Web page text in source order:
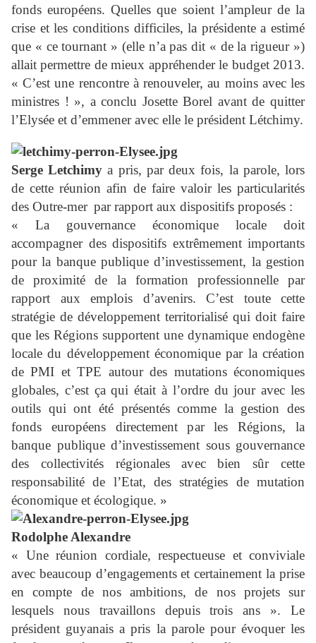
fonds européens. Quelles que soient l’ampleur de la
crise et les conditions difficiles, la présidente a estimé
que « ce tournant » (elle n’a pas dit « de la rigueur »)
allait permettre de mieux appréhender le budget 2013.
« C’est une rencontre à renouveler, au moins avec les
ministres ! », a conclu Josette Borel avant de quitter
l’Elysée et d’emmener avec elle le président Létchimy.
Serge Letchimy a pris, par deux fois, la parole, lors
de cette réunion afin de faire valoir les particularités
des Outre-mer par rapport aux dispositifs proposés :
« La gouvernance économique locale doit
accompagner des dispositifs extrêmement importants
pour la banque publique d’investissement, la gestion
de proximité de la formation professionnelle par
rapport aux emplois d’avenirs. C’est toute cette
stratégie de développement territorialisé qui doit faire
que les Régions supportent une dynamique endogène
locale du développement économique par la création
de PMI et TPE autour des mutations économiques
globales, c’est ça qui était à l’ordre du jour avec les
outils qui ont été présentés comme la gestion des
fonds européens directement par les Régions, la
banque publique d’investissement sous gouvernance
des collectivités régionales avec bien sûr cette
responsabilité de l’Etat, des stratégies de mutation
économique et écologique. »
Rodolphe Alexandre
« Une réunion cordiale, respectueuse et conviviale
avec beaucoup d’engagements et certainement la prise
en compte de nos ambitions, de nos projets sur
lesquels nous travaillons depuis trois ans ». Le
président guyanais a pris la parole pour évoquer les